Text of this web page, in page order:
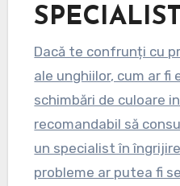
SPECIALIST
Dacă te confrunți cu
ale unghiilor, cum ar fi
schimbări de culoare
recomandabil să
un specialist în
probleme ar putea fi